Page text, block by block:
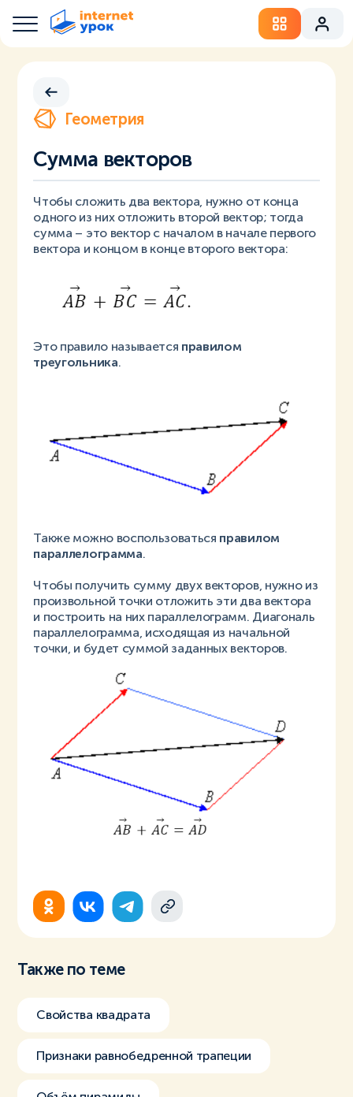
Геометрия
Сумма векторов
Чтобы сложить два вектора, нужно от конца
одного из них отложить второй вектор; тогда
сумма – это вектор с началом в начале первого
вектора и концом в конце второго вектора:
Это правило называется правилом
треугольника.
Также можно воспользоваться правилом
параллелограмма.
Чтобы получить сумму двух векторов, нужно из
произвольной точки отложить эти два вектора
и построить на них параллелограмм. Диагональ
параллелограмма, исходящая из начальной
точки, и будет суммой заданных векторов.
Также по теме
Свойства квадрата
Признаки равнобедренной трапеции